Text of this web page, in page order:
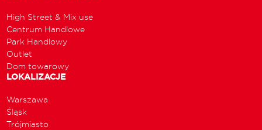
High Street & Mix use
Centrum Handlowe
Park Handlowy
Outlet
Dom towarowy
LOKALIZACJE
Warszawa
Śląsk
Trójmiasto